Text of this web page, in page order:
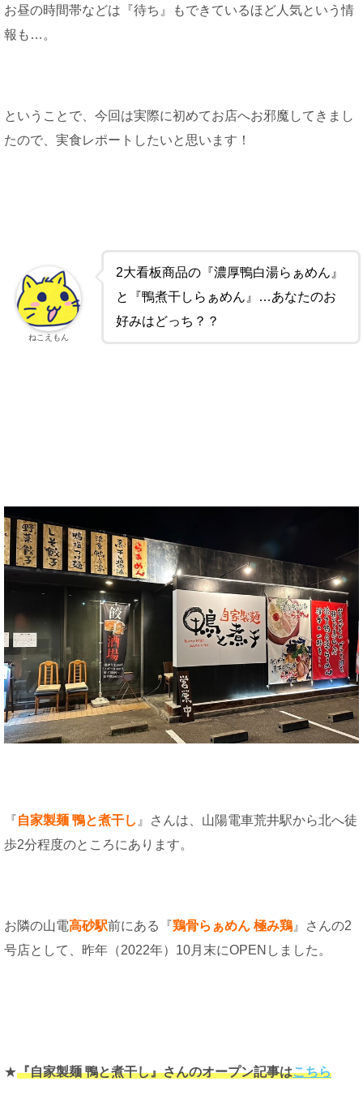
お昼の時間帯などは『待ち』もできているほど人気という情
報も…。
ということで、今回は実際に初めてお店へお邪魔してきまし
たので、実食レポートしたいと思います！
2大看板商品の『濃厚鴨白湯らぁめん』
と『鴨煮干しらぁめん』…あなたのお
好みはどっち？？
ねこえもん
『自家製麺 鴨と煮干し 』さんは、山陽電車荒井駅から北へ徒
歩2分程度のところにあります。
お隣の山電高砂駅前にある『鶏骨らぁめん 極み鶏 』さんの2
号店として、昨年（2022年）10月末にOPENしました。
★『自家製麺 鴨と煮干し』さんのオープン記事はこちら